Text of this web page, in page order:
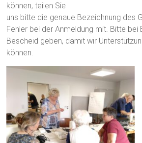
können, teilen Sie
uns bitte die genaue Bezeichnung des
Fehler bei der Anmeldung mit. Bitte bei
Bescheid geben, damit wir
können.